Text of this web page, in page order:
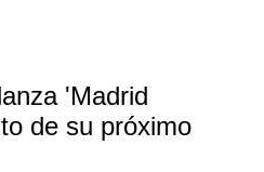
'Madrid
de su próximo